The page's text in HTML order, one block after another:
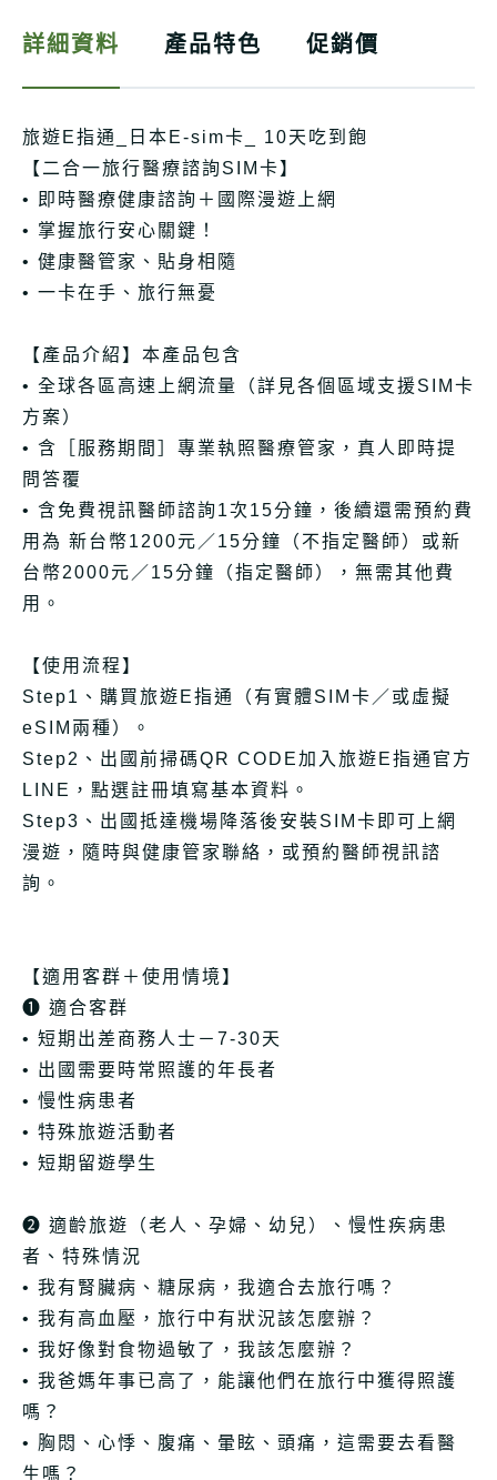
詳細資料 產品特色 促銷價
旅遊E指通_日本E-sim卡_ 10天吃到飽
【二合一旅行醫療諮詢SIM卡】
• 即時醫療健康諮詢＋國際漫遊上網
• 掌握旅行安心關鍵！
• 健康醫管家、貼身相隨
• 一卡在手、旅行無憂
【產品介紹】本產品包含
• 全球各區高速上網流量（詳見各個區域支援SIM卡
方案）
• 含［服務期間］專業執照醫療管家，真人即時提
問答覆
• 含免費視訊醫師諮詢1次15分鐘，後續還需預約費
用為 新台幣1200元／15分鐘（不指定醫師）或新
台幣2000元／15分鐘（指定醫師），無需其他費
用。
【使用流程】
Step1、購買旅遊E指通（有實體SIM卡／或虛擬
eSIM兩種）。
Step2、出國前掃碼QR CODE加入旅遊E指通官方
LINE，點選註冊填寫基本資料。
Step3、出國抵達機場降落後安裝SIM卡即可上網
漫遊，隨時與健康管家聯絡，或預約醫師視訊諮
詢。
【適用客群＋使用情境】
➊ 適合客群
• 短期出差商務人士－7-30天
• 出國需要時常照護的年長者
• 慢性病患者
• 特殊旅遊活動者
• 短期留遊學生
➋ 適齡旅遊（老人、孕婦、幼兒）、慢性疾病患
者、特殊情況
• 我有腎臟病、糖尿病，我適合去旅行嗎？
• 我有高血壓，旅行中有狀況該怎麼辦？
• 我好像對食物過敏了，我該怎麼辦？
• 我爸媽年事已高了，能讓他們在旅行中獲得照護
嗎？
• 胸悶、心悸、腹痛、暈眩、頭痛，這需要去看醫
生嗎？